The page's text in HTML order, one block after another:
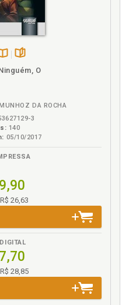
O
DA ROCHA
3
140
05/10/2017
26,63
28,85